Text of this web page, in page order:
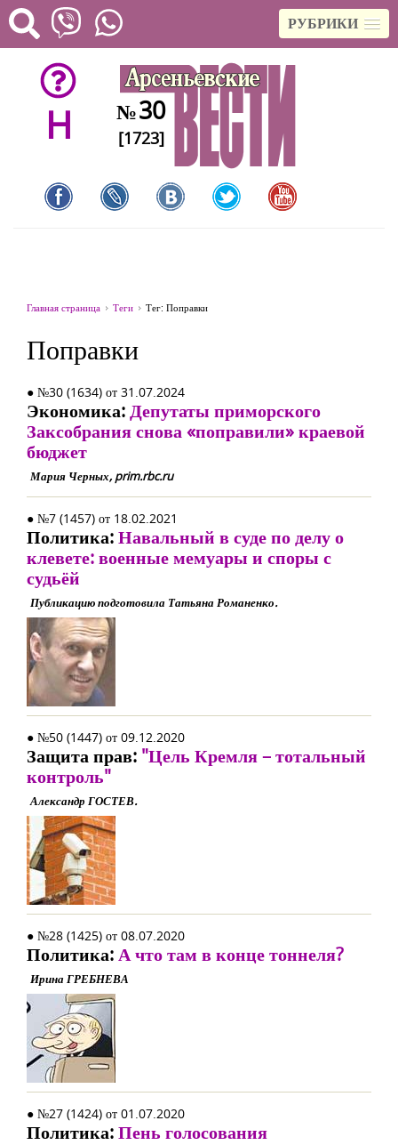
РУБРИКИ
H №30
[1723]
Главная страница Теги Тег: Поправки
Поправки
● №30 (1634) от 31.07.2024
Экономика:Депутаты приморского
Заксобрания снова «поправили» краевой
бюджет
Мария Черных, prim.rbc.ru
● №7 (1457) от 18.02.2021
Политика:Навальный в суде по делу о
клевете: военные мемуары и споры с
судьёй
Публикацию подготовила Татьяна Романенко.
● №50 (1447) от 09.12.2020
Защита прав: "Цель Кремля – тотальный
контроль"
Александр ГОСТЕВ.
● №28 (1425) от 08.07.2020
Политика:А что там в конце тоннеля?
Ирина ГРЕБНЕВА
● №27 (1424) от 01.07.2020
Политика:Пень голосования